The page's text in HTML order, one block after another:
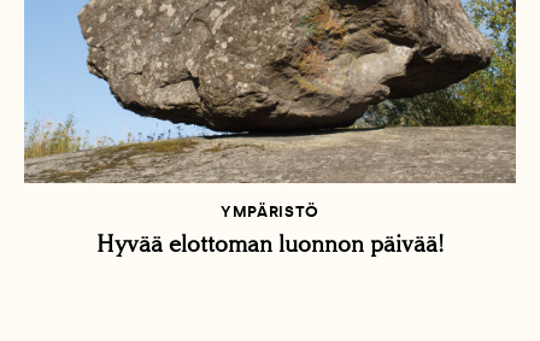
YMPÄRISTÖ
Hyvää elottoman luonnon päivää!